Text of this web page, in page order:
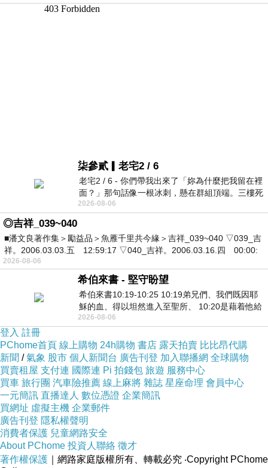
柒參貳▎老宅2 / 6
老宅2 / 6 - 你們帶我出來了「妳為什麼把我留在裡
面？」那句話像一根冰刺，懸在群組頂端。三樓死
死盯著照片裡的人。那個人確實站在
2026-08-06
◎吉祥_039~040
■潘文良著作集＞勵益品＞魚雁千里共今緣＞吉祥_039~040 ▽039_吉
祥。2006.03.03.五 12:59:17 ▽040_吉祥。2006.03.16.四 00:00:
2026-08-06
希伯來書 - 堅守盼望
希伯來書10:19-10:25 10:19弟兄們、我們既因耶
穌的血、得以坦然進入至聖所、 10:20是藉着他給
我們開了一條又新又活的路從幔子經過
2026-08-06
登入 註冊
PChome首頁 線上購物 24h購物 書店 露天拍賣 比比昂代購
新聞 /氣象 股市 個人新聞台 廣告刊登 加入聯播網 全球購物
買賣租屋 支付連 國際連 Pi 拍錢包 旅遊 服務中心
買車 旅行團 汽車險推薦 線上麻將 雜誌 星座命理 會員中心
一元簡訊 直播達人 數位憑證 企業簡訊
買網址 虛擬主機 企業郵件
廣告刊登 隱私權聲明
消費者保護 兒童網路安全
About PChome 投資人聯絡 徵才
著作權保護 ｜網路家庭版權所有、轉載必究 ‧Copyright PChome